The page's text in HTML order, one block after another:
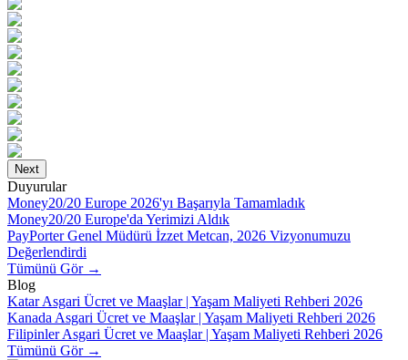
Next
Duyurular
Money20/20 Europe 2026'yı Başarıyla Tamamladık
Money20/20 Europe'da Yerimizi Aldık
PayPorter Genel Müdürü İzzet Metcan, 2026 Vizyonumuzu
Değerlendirdi
Tümünü Gör→
Blog
Katar Asgari Ücret ve Maaşlar | Yaşam Maliyeti Rehberi 2026
Kanada Asgari Ücret ve Maaşlar | Yaşam Maliyeti Rehberi 2026
Filipinler Asgari Ücret ve Maaşlar | Yaşam Maliyeti Rehberi 2026
Tümünü Gör→